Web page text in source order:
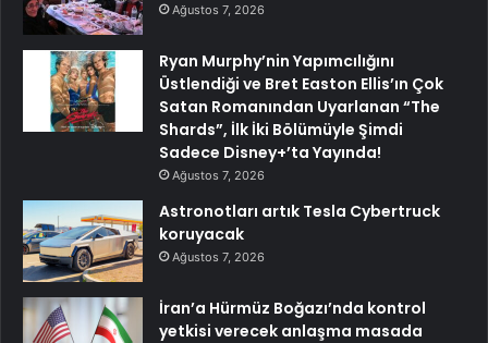
Ağustos 7, 2026
Ryan Murphy’nin Yapımcılığını
Üstlendiği ve Bret Easton Ellis’ın Çok
Satan Romanından Uyarlanan “The
Shards”, İlk İki Bölümüyle Şimdi
Sadece Disney+’ta Yayında!
Ağustos 7, 2026
Astronotları artık Tesla Cybertruck
koruyacak
Ağustos 7, 2026
İran’a Hürmüz Boğazı’nda kontrol
yetkisi verecek anlaşma masada